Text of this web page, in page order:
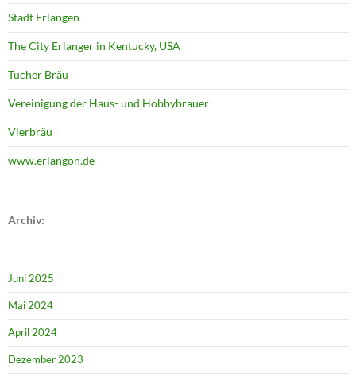
Stadt Erlangen
The City Erlanger in Kentucky, USA
Tucher Bräu
Vereinigung der Haus- und Hobbybrauer
Vierbräu
www.erlangon.de
Archiv:
Juni 2025
Mai 2024
April 2024
Dezember 2023